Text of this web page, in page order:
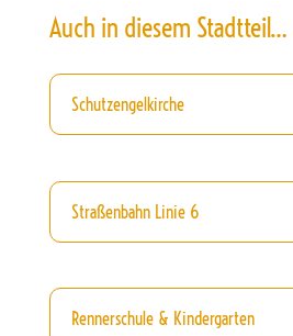
Auch in diesem Stadtteil…
Schutzengelkirche
Straßenbahn Linie 6
Rennerschule & Kindergarten